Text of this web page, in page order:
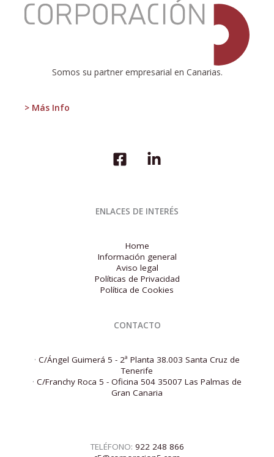
Somos su partner empresarial en Canarias.
> Más Info
PHILIP
MORRIS
ENLACES DE INTERÉS
Home
Información general
Aviso legal
Políticas de Privacidad
Política de Cookies
CONTACTO
· C/Ángel Guimerá 5 - 2ª Planta 38.003 Santa Cruz de
Tenerife
· C/Franchy Roca 5 - Oficina 504 35007 Las Palmas de
Gran Canaria
TELÉFONO: 922 248 866